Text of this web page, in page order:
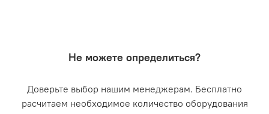
Не можете определиться?
Доверьте выбор нашим менеджерам. Бесплатно
расчитаем необходимое количество оборудования